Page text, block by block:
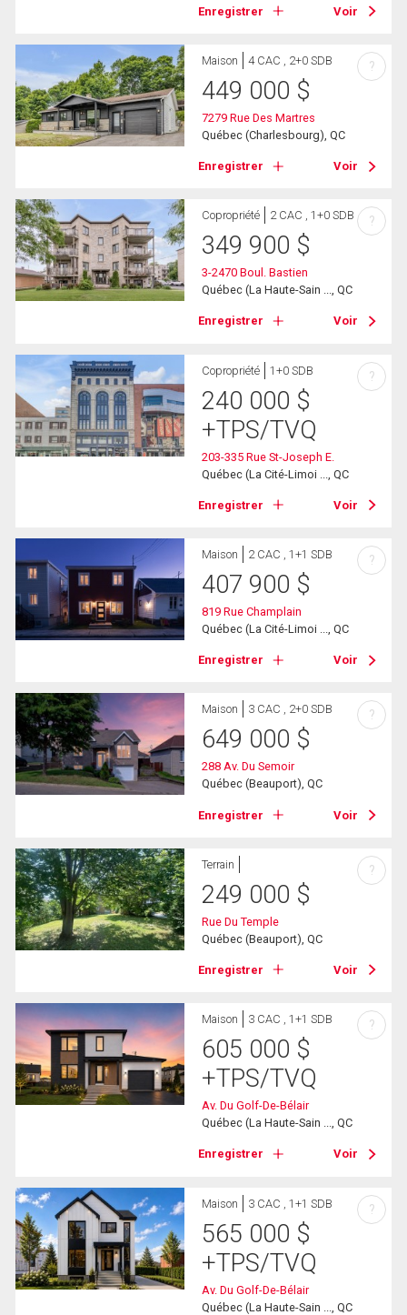
Enregistrer Voir
Maison 4 CAC , 2+0 SDB
449 000 $
7279 Rue Des Martres
Québec (Charlesbourg), QC
Enregistrer Voir
?
Copropriété 2 CAC , 1+0 SDB
349 900 $
3-2470 Boul. Bastien
Québec (La Haute-Sain ..., QC
Enregistrer Voir
?
Copropriété 1+0 SDB
240 000 $
+TPS/TVQ
203-335 Rue St-Joseph E.
Québec (La Cité-Limoi ..., QC
Enregistrer Voir
?
Maison 2 CAC , 1+1 SDB
407 900 $
819 Rue Champlain
Québec (La Cité-Limoi ..., QC
Enregistrer Voir
?
Maison 3 CAC , 2+0 SDB
649 000 $
288 Av. Du Semoir
Québec (Beauport), QC
Enregistrer Voir
?
Terrain
249 000 $
Rue Du Temple
Québec (Beauport), QC
Enregistrer Voir
?
Maison 3 CAC , 1+1 SDB
605 000 $
+TPS/TVQ
Av. Du Golf-De-Bélair
Québec (La Haute-Sain ..., QC
Enregistrer Voir
?
Maison 3 CAC , 1+1 SDB
565 000 $
+TPS/TVQ
Av. Du Golf-De-Bélair
Québec (La Haute-Sain ..., QC
?